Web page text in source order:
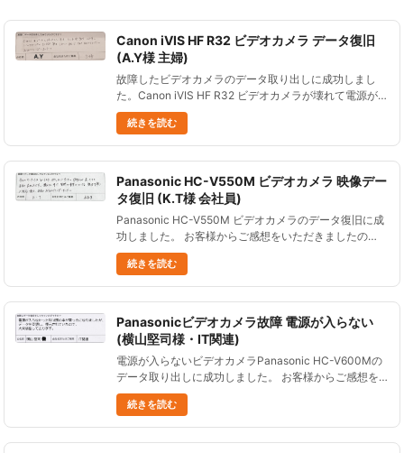
Canon iVIS HF R32 ビデオカメラ データ復旧
(A.Y様 主婦)
故障したビデオカメラのデータ取り出しに成功しまし
た。Canon iVIS HF R32 ビデオカメラが壊れて電源が入
らないものです。 お客様からご感想をいただきました
ので、ご紹介します。 Canon iVIS HF R3......
続きを読む
Panasonic HC-V550M ビデオカメラ 映像デー
タ復旧 (K.T様 会社員)
Panasonic HC-V550M ビデオカメラのデータ復旧に成
功しました。 お客様からご感想をいただきましたの
で、ご紹介します。 全てのデータではないものの、欲
しかったデータの大部分が戻ってきて本当に良かったで
す。 ......
続きを読む
Panasonicビデオカメラ故障 電源が入らない
(横山堅司様・IT関連)
電源が入らないビデオカメラPanasonic HC-V600Mの
データ取り出しに成功しました。 お客様からご感想を
いただきましたので、ご紹介します。 電源が入らなか
った時は頭の中が真っ白になりましたが、データを受領
し、復......
続きを読む